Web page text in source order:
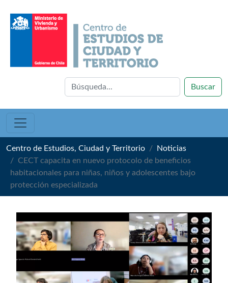
Buscar
Centro de Estudios, Ciudad y Territorio
Noticias
CECT capacita en nuevo protocolo de beneficios
habitacionales para niñas, niños y adolescentes bajo
protección especializada